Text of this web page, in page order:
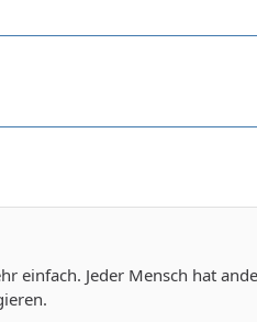
einfach. Jeder Mensch hat